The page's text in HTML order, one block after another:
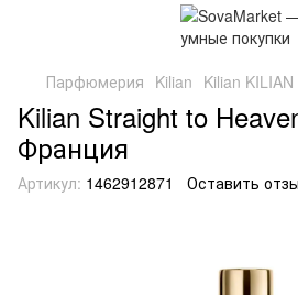
Парфюмерия Kilian Kilian KILIAN
Kilian Straight to
Франция
Артикул: 1462912871 Оставить